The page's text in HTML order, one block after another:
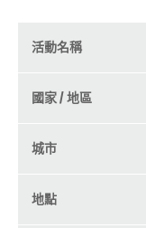
活動名稱
國家 / 地區
城市
地點